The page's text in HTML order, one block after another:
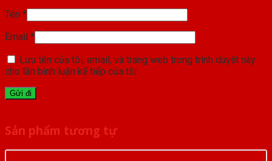
Tên *
Email *
Lưu tên của tôi, email, và trang web trong trình duyệt này
cho lần bình luận kế tiếp của tôi.
Sản phẩm tương tự